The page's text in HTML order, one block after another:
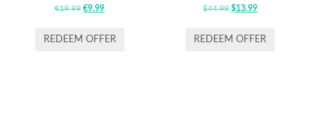
€19.99 ORIGINAL
WAS:
€9.99CURRENT
IS:
REDEEM OFFER
$44.99 ORIGINAL
WAS:
$13.99CURRENT
IS:
REDEEM OFFER